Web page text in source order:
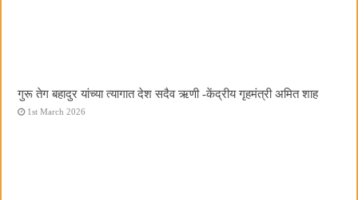
गुरू तेग बहादुर यांच्या त्यागात देश सदैव ऋणी -केंद्रीय गृहमंत्री अमित शाह
1st March 2026